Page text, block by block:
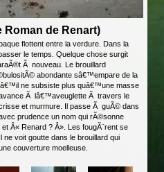
Roman de Renart)
flottent entre la verdure. Dans la
le temps. Quelque chose surgit
Ã nouveau. Le brouillard
abondante sâ€™empare de la
ne subsiste plus quâ€™une masse
Ã lâ€™aveuglette Ã travers le
et murmure. Il passe Ã guÃ© dans
prudence un nom qui rÃ©sonne
Â« Renard ? Â». Les fougÃ¨rent se
ne voit goutte dans le brouillard qui
couverture moelleuse.